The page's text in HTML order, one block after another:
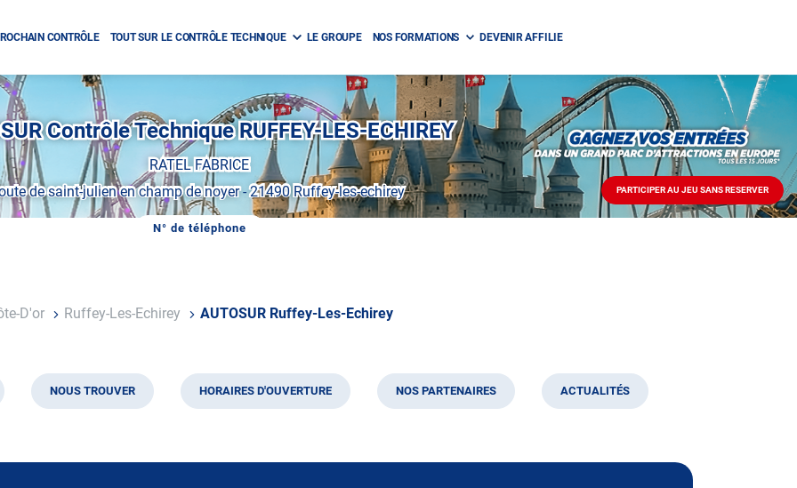
CONTRÔLE TOUT SUR LE CONTRÔLE TECHNIQUE LE GROUPE NOS FORMATIONS DEVENIR AFFILIE
PARTICIPER AU JEU SANS RESERVER
PARTICIPER
AU
JEU
Contrôle Technique RUFFEY-LES-ECHIREY
RATEL FABRICE
de saint-julien en champ de noyer-21490 Ruffey-les-echirey
N° de téléphone
AFFICHER
CENTRE
D'or Ruffey-Les-Echirey AUTOSUR Ruffey-Les-Echirey
NOUS TROUVER HORAIRES D'OUVERTURE NOS PARTENAIRES ACTUALITÉS